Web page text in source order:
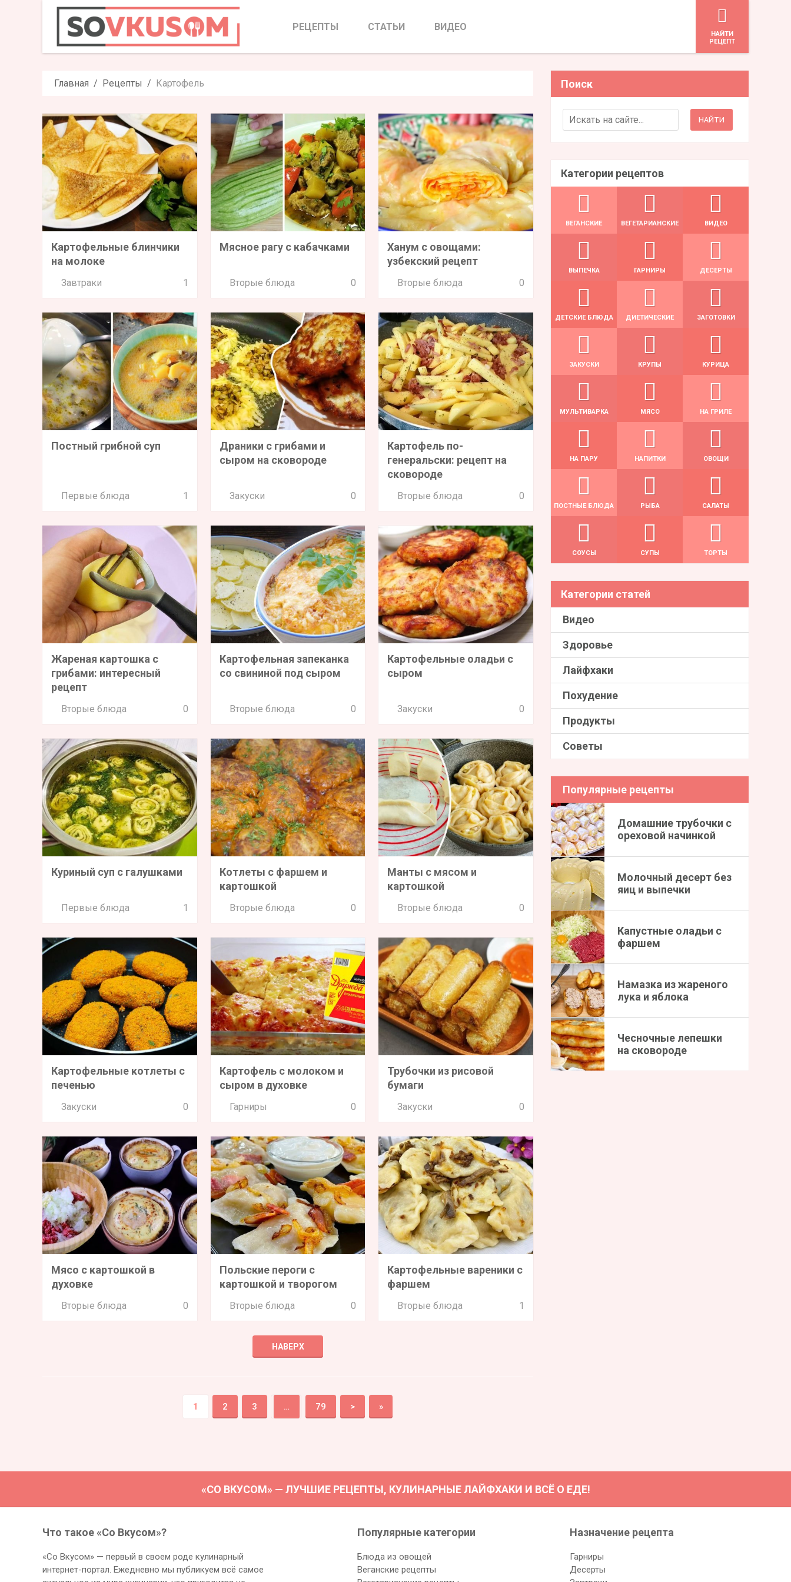
РЕЦЕПТЫ СТАТЬИ ВИДЕО
HАЙТИ
РЕЦЕПТ
Главная Рецепты Картофель
Картофельные блинчики
на молоке
Завтраки 1
Мясное рагу с кабачками
Вторые блюда 0
Ханум с овощами:
узбекский рецепт
Вторые блюда 0
Постный грибной суп
Первые блюда 1
Драники с грибами и
сыром на сковороде
Закуски 0
Картофель по-
генеральски: рецепт на
сковороде
Вторые блюда 0
Жареная картошка с
грибами: интересный
рецепт
Вторые блюда 0
Картофельная запеканка
со свининой под сыром
Вторые блюда 0
Картофельные оладьи с
сыром
Закуски 0
Куриный суп с галушками
Первые блюда 1
Котлеты с фаршем и
картошкой
Вторые блюда 0
Манты с мясом и
картошкой
Вторые блюда 0
Картофельные котлеты с
печенью
Закуски 0
Картофель с молоком и
сыром в духовке
Гарниры 0
Трубочки из рисовой
бумаги
Закуски 0
Мясо с картошкой в
духовке
Вторые блюда 0
Польские пероги с
картошкой и творогом
Вторые блюда 0
Картофельные вареники с
фаршем
Вторые блюда 1
НАВЕРХ
1 2 3 … 79 > »
Поиск
Search for:
Категории рецептов
ВЕГАНСКИЕ ВЕГЕТАРИАНСКИЕ ВИДЕО
ВЫПЕЧКА ГАРНИРЫ ДЕСЕРТЫ
ДЕТСКИЕ БЛЮДА ДИЕТИЧЕСКИЕ ЗАГОТОВКИ
ЗАКУСКИ КРУПЫ КУРИЦА
МУЛЬТИВАРКА МЯСО НА ГРИЛЕ
НА ПАРУ НАПИТКИ ОВОЩИ
ПОСТНЫЕ БЛЮДА РЫБА САЛАТЫ
СОУСЫ СУПЫ ТОРТЫ
Категории статей
Видео
Здоровье
Лайфхаки
Похудение
Продукты
Советы
Популярные рецепты
Домашние трубочки с
ореховой начинкой
Молочный десерт без
яиц и выпечки
Капустные оладьи с
фаршем
Намазка из жареного
лука и яблока
Чесночные лепешки
на сковороде
«СО ВКУСОМ» — ЛУЧШИЕ РЕЦЕПТЫ, КУЛИНАРНЫЕ ЛАЙФХАКИ И ВСЁ О ЕДЕ!
Что такое «Со Вкусом»?
«Со Вкусом» — первый в своем роде кулинарный
интернет-портал. Ежедневно мы публикуем всё самое
Популярные категории
Блюда из овощей
Веганские рецепты
Назначение рецептa
Гарниры
Десерты